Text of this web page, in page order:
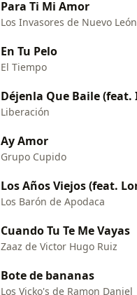
Para Ti Mi Amor
Los Invasores de Nuevo León
En Tu Pelo
El Tiempo
Liberación
Ay Amor
Grupo Cupido
Los Barón de Apodaca
Cuando Tu Te Me Vayas
Zaaz de Victor Hugo Ruiz
Bote de bananas
Los Vicko's de Ramon Daniel